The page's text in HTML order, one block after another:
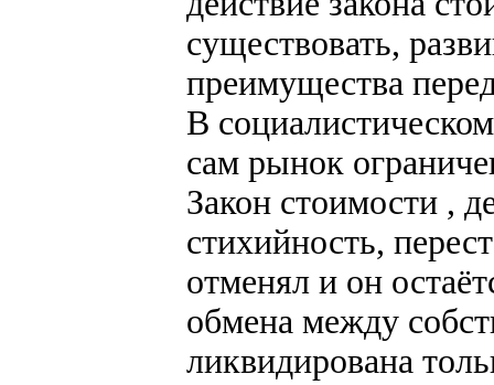
существовать,
преимущества
В
сам рынок
Закон стоимости ,
стихийность,
отменял и он
обмена между
ликвидирована